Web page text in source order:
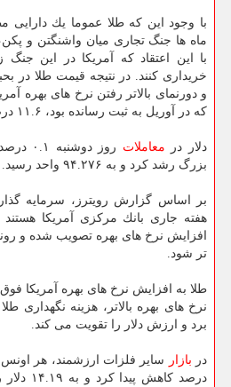
با وجود این كه طلا عموما یك
ماه ها جنگ تجاری میان واشنگتن و
با این اعتقاد كه آمریكا در این جنگ
خریداری كنند. در نتیجه قیمت طلا در
و دورنمای بالاتر رفتن نرخ های بهره
كه در آوریل به ثبت رسانده بود، ۱۱.۶ درصد سقوط كرده است.
دلار در معاملات
روز
بزرگ رشد كرد و به ۹۴.۲۷۶ واحد رسید.
بر اساس گزارش رویترز، سرمایه
هفته جاری بانك مركزی آمریكا
افزایش نرخ های بهره تصویب شده و
تر شود.
طلا به افزایش نرخ های بهره آمریكا
نرخ های بهره بالاتر، هزینه نگهداری
برد و ارزش دلار را تقویت می كند.
در بازار
درصد